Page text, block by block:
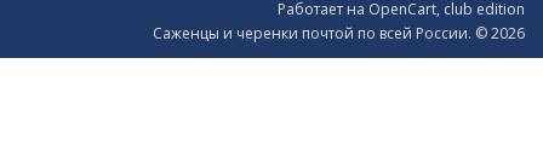
Работает на OpenCart, club edition
Саженцы и черенки почтой по всей России. © 2026